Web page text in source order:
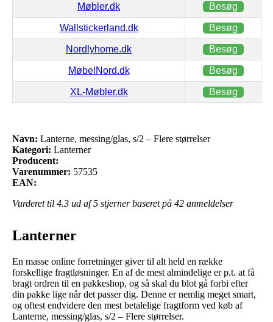
Møbler.dk Besøg
Wallstickerland.dk Besøg
Nordlyhome.dk Besøg
MøbelNord.dk Besøg
XL-Møbler.dk Besøg
Navn: Lanterne, messing/glas, s/2 – Flere størrelser
Kategori: Lanterner
Producent:
Varenummer: 57535
EAN:
Vurderet til 4.3 ud af 5 stjerner baseret på 42 anmeldelser
Lanterner
En masse online forretninger giver til alt held en række
forskellige fragtløsninger. En af de mest almindelige er p.t. at få
bragt ordren til en pakkeshop, og så skal du blot gå forbi efter
din pakke lige når det passer dig. Denne er nemlig meget smart,
og oftest endvidere den mest betalelige fragtform ved køb af
Lanterne, messing/glas, s/2 – Flere størrelser.